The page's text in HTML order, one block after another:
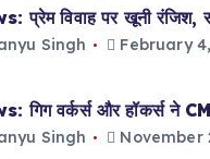
प्रेम विवाह पर खूनी रंजिश,
Singh February
वर्कर्स और हॉकर्स ने CM
Singh November